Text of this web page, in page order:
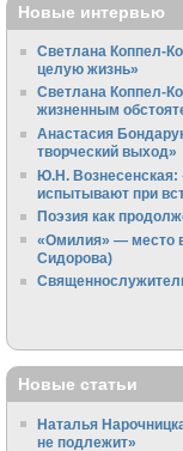
Новые интервью
Светлана Коппел-
целую жизнь»
Светлана Коппел-
жизненным
Анастасия
творческий выход»
Ю.Н. Вознесенская:
испытывают при
Поэзия как
«Омилия» — место
Сидорова)
Новые статьи
Наталья
не подлежит»